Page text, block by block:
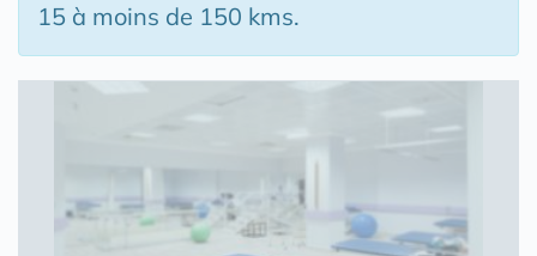
15 à moins de 150 kms.